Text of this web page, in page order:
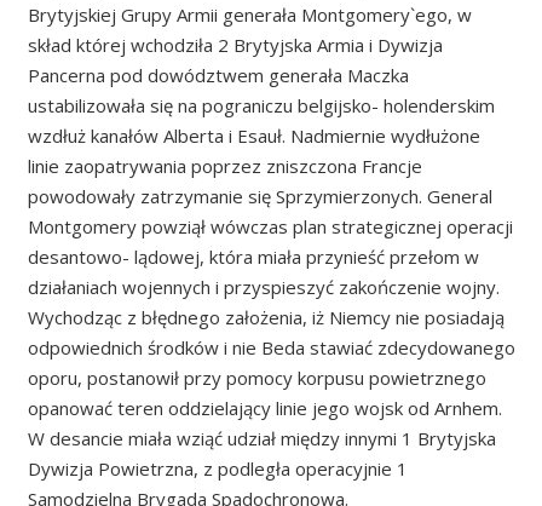
Brytyjskiej Grupy Armii generała Montgomery`ego, w
skład której wchodziła 2 Brytyjska Armia i Dywizja
Pancerna pod dowództwem generała Maczka
ustabilizowała się na pograniczu belgijsko- holenderskim
wzdłuż kanałów Alberta i Esauł. Nadmiernie wydłużone
linie zaopatrywania poprzez zniszczona Francje
powodowały zatrzymanie się Sprzymierzonych. General
Montgomery powziął wówczas plan strategicznej operacji
desantowo- lądowej, która miała przynieść przełom w
działaniach wojennych i przyspieszyć zakończenie wojny.
Wychodząc z błędnego założenia, iż Niemcy nie posiadają
odpowiednich środków i nie Beda stawiać zdecydowanego
oporu, postanowił przy pomocy korpusu powietrznego
opanować teren oddzielający linie jego wojsk od Arnhem.
W desancie miała wziąć udział między innymi 1 Brytyjska
Dywizja Powietrzna, z podległa operacyjnie 1
Samodzielna Brygada Spadochronowa.